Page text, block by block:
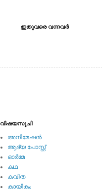
ഇതുവരെ വന്നവര്‍
വിഷയസൂചി
അനിമേഷന്‍
ആദ്യ പോസ്റ്റ്
ഓര്‍മ്മ
കഥ
കവിത
കായികം